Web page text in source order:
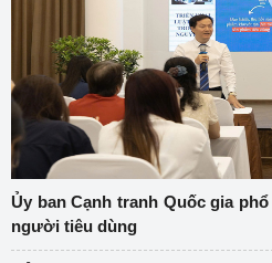
Ủy ban Cạnh tranh Quốc gia
người tiêu dùng